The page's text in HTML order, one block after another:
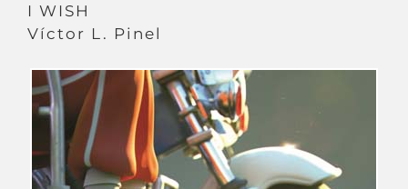
I WISH
Víctor L. Pinel